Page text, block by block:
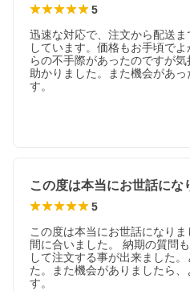
5
迅速な対応で、注文から配送
しています。価格もお手頃で
らの不手際があったのですが
助かりました。また機会があ
す。
5
この度は本当にお世話になり
間に合いました。 納期の質問
して注文する事が出来ました
た。また機会がありましたら
す。